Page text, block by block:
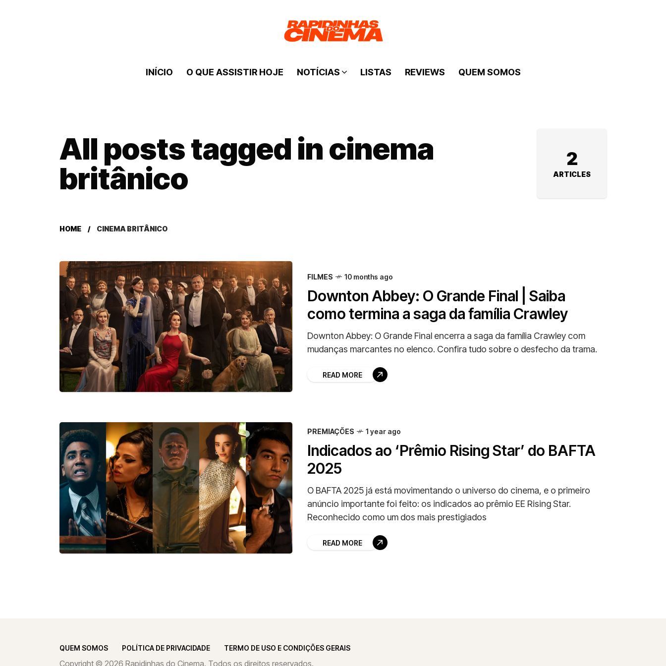
INÍCIO O QUE ASSISTIR HOJE NOTÍCIAS LISTAS REVIEWS QUEM SOMOS
All posts tagged in cinema
britânico
2
ARTICLES
HOME CINEMA BRITÂNICO
FILMES 10 months ago
Downton Abbey: O Grande Final | Saiba
como termina a saga da família Crawley
Downton Abbey: O Grande Final encerra a saga da família Crawley com
mudanças marcantes no elenco. Confira tudo sobre o desfecho da trama.
READ MORE
PREMIAÇÕES 1 year ago
Indicados ao ‘Prêmio Rising Star’ do BAFTA
2025
O BAFTA 2025 já está movimentando o universo do cinema, e o primeiro
anúncio importante foi feito: os indicados ao prêmio EE Rising Star.
Reconhecido como um dos mais prestigiados
READ MORE
QUEM SOMOS POLÍTICA DE PRIVACIDADE TERMO DE USO E CONDIÇÕES GERAIS
Copyright © 2026 Rapidinhas do Cinema. Todos os direitos reservados.